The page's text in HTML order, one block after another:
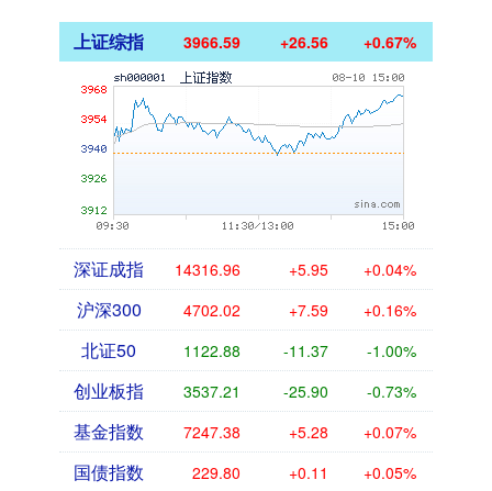
上证综指 3966.59 +26.56 +0.67%
深证成指 14316.96 +5.95 +0.04%
沪深300 4702.02 +7.59 +0.16%
北证50 1122.88 -11.37 -1.00%
创业板指 3537.21 -25.90 -0.73%
基金指数 7247.38 +5.28 +0.07%
国债指数 229.80 +0.11 +0.05%